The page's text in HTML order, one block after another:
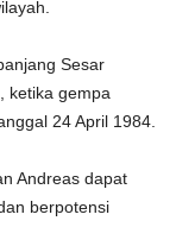
Sesar
ketika gempa
24 April 1984.
Andreas dapat
berpotensi